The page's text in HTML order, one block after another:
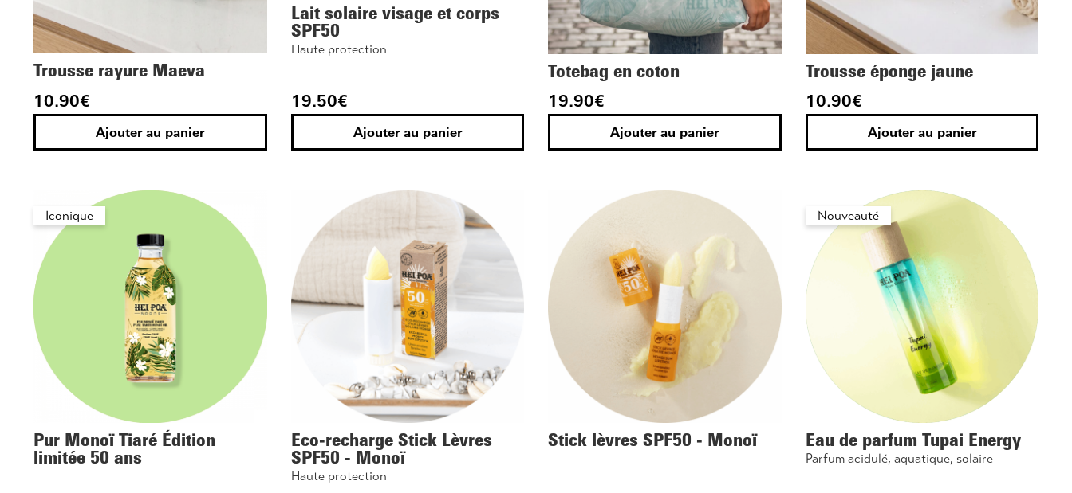
Trousse rayure Maeva
10.90€
Ajouter au panier
Lait solaire visage et corps
SPF50
Haute protection
19.50€
Ajouter au panier
Totebag en coton
19.90€
Ajouter au panier
Trousse éponge jaune
10.90€
Ajouter au panier
Iconique
Pur Monoï Tiaré Édition
limitée 50 ans
Eco-recharge Stick Lèvres
SPF50 - Monoï
Haute protection
Stick lèvres SPF50 - Monoï
Nouveauté
Eau de parfum Tupai Energy
Parfum acidulé, aquatique, solaire